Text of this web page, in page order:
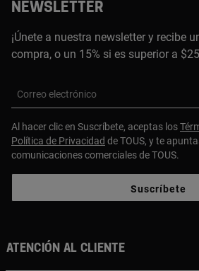
NEWSLETTER
¡Únete a nuestra newsletter y recibe
compra, o un 15% si es superior a
Correo electrónico
Al hacer clic en Suscríbete, aceptas los
Política de Privacidad de TOUS, y te
comunicaciones comerciales de TOUS.
Suscríbete
ATENCIÓN AL CLIENTE